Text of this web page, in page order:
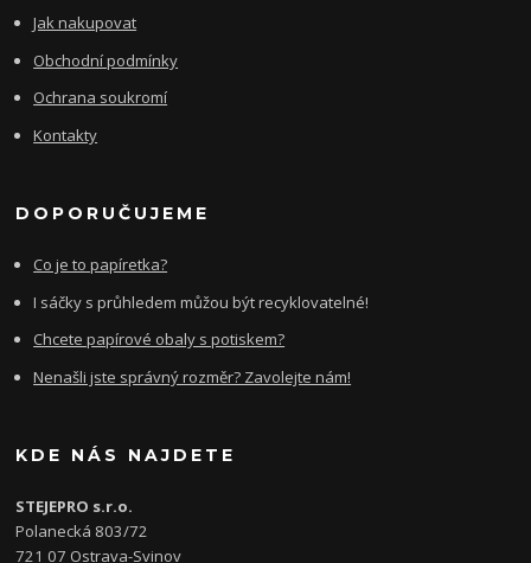
Jak nakupovat
Obchodní podmínky
Ochrana soukromí
Kontakty
DOPORUČUJEME
Co je to papíretka?
I sáčky s průhledem můžou být recyklovatelné!
Chcete papírové obaly s potiskem?
Nenašli jste správný rozměr? Zavolejte nám!
KDE NÁS NAJDETE
STEJEPRO s.r.o.
Polanecká 803/72
721 07 Ostrava-Svinov